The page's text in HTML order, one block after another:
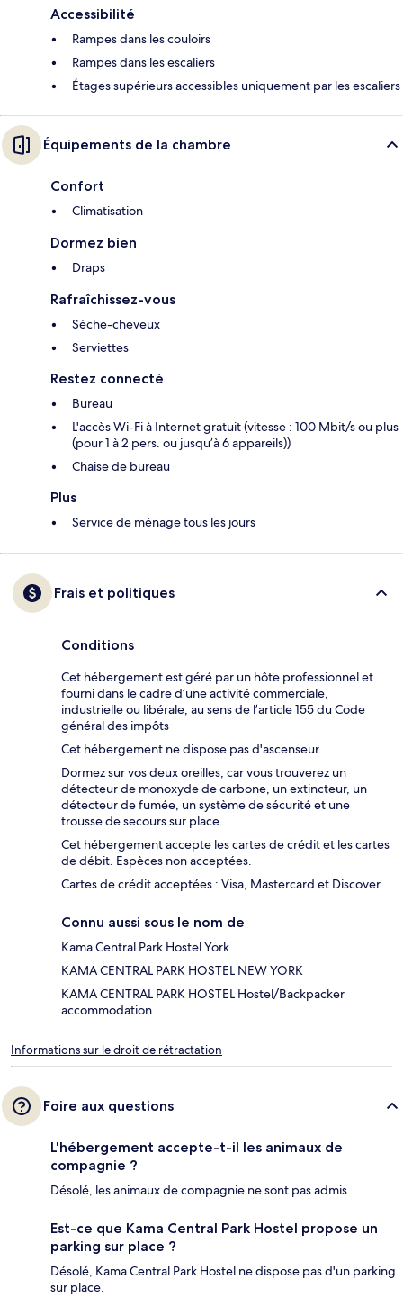
Accessibilité
Rampes dans les couloirs
Rampes dans les escaliers
Étages supérieurs accessibles uniquement par les escaliers
Équipements de la chambre
Confort
Climatisation
Dormez bien
Draps
Rafraîchissez-vous
Sèche-cheveux
Serviettes
Restez connecté
Bureau
L'accès Wi-Fi à Internet gratuit (vitesse : 100 Mbit/s ou plus
(pour 1 à 2 pers. ou jusqu’à 6 appareils))
Chaise de bureau
Plus
Service de ménage tous les jours
Frais et politiques
Conditions
Cet hébergement est géré par un hôte professionnel et
fourni dans le cadre d’une activité commerciale,
industrielle ou libérale, au sens de l’article 155 du Code
général des impôts
Cet hébergement ne dispose pas d'ascenseur.
Dormez sur vos deux oreilles, car vous trouverez un
détecteur de monoxyde de carbone, un extincteur, un
détecteur de fumée, un système de sécurité et une
trousse de secours sur place.
Cet hébergement accepte les cartes de crédit et les cartes
de débit. Espèces non acceptées.
Cartes de crédit acceptées : Visa, Mastercard et Discover.
Connu aussi sous le nom de
Kama Central Park Hostel York
KAMA CENTRAL PARK HOSTEL NEW YORK
KAMA CENTRAL PARK HOSTEL Hostel/Backpacker
accommodation
Informations sur le droit de rétractation
Foire aux questions
L'hébergement accepte-t-il les animaux de
compagnie ?
Désolé, les animaux de compagnie ne sont pas admis.
Est-ce que Kama Central Park Hostel propose un
parking sur place ?
Désolé, Kama Central Park Hostel ne dispose pas d'un parking
sur place.